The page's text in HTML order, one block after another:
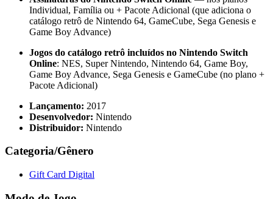
Individual, Família ou + Pacote Adicional (que adiciona o
catálogo retrô de Nintendo 64, GameCube, Sega Genesis e
Game Boy Advance)
Jogos do catálogo retrô incluídos no Nintendo Switch
Online: NES, Super Nintendo, Nintendo 64, Game Boy,
Game Boy Advance, Sega Genesis e GameCube (no plano +
Pacote Adicional)
Lançamento: 2017
Desenvolvedor: Nintendo
Distribuidor: Nintendo
Categoria/Gênero
Gift Card Digital